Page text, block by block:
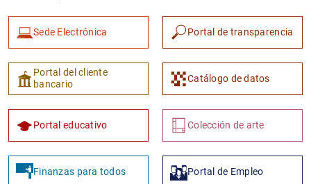
1 2
Sede Electrónica Portal de transparencia
Portal del cliente
bancario
Catálogo de datos
Portal educativo Colección de arte
Finanzas para todos Portal de Empleo